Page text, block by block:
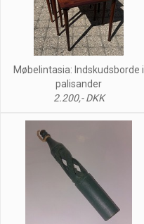
Møbelintasia: Indskudsborde i
palisander
2.200,- DKK